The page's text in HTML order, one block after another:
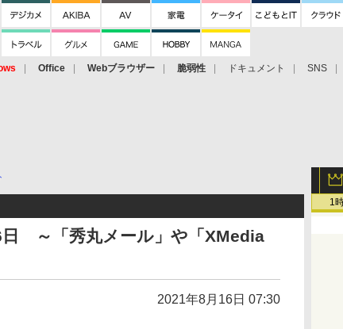
Office Webブラウザー 脆弱性 ドキュメント SNS
1
～「秀丸メール」や「XMedia
2021年8月16日 07:30